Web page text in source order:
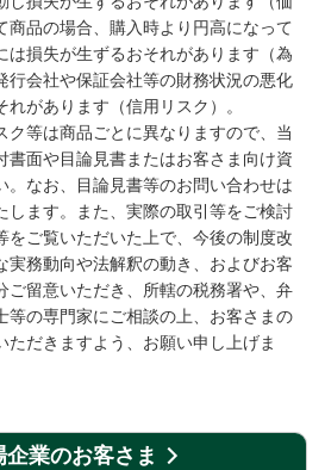
商品の場合、購入時より円高になって
は損失が生ずるおそれがあります（為
行会社や保証会社等の財務状況の悪化
があります（信用リスク）。
ク等は商品ごとに異なりますので、当
書面や目論見書またはお客さま向け資
。なお、目論見書等のお問い合わせは
します。また、実際の取引等をご検討
をご覧いただいた上で、今後の制度改
実務動向や法解釈の動き、およびお客
ご留意いただき、所轄の税務署や、弁
等の専門家にご相談の上、お客さまの
ただきますよう、お願い申し上げま
企業のお客さま